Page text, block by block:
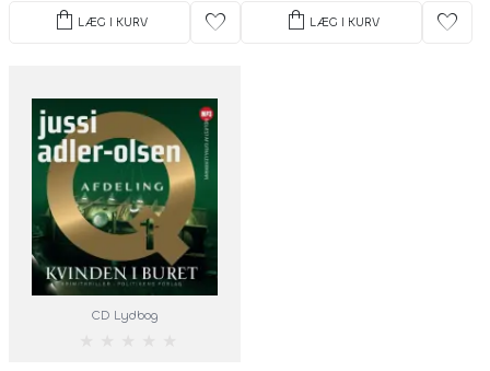
shopping_bag LÆG I KURV favorite shopping_bag LÆG I KURV favorite
CD Lydbog